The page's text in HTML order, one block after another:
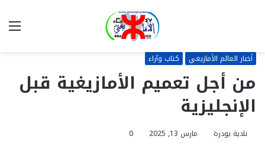
أخبار العالم الأمازيغي كتاب وآراء
من أجل تعميم الأمازيغية قبل
الإنجليزية
نادية بودرة مارس 13, 2025 0